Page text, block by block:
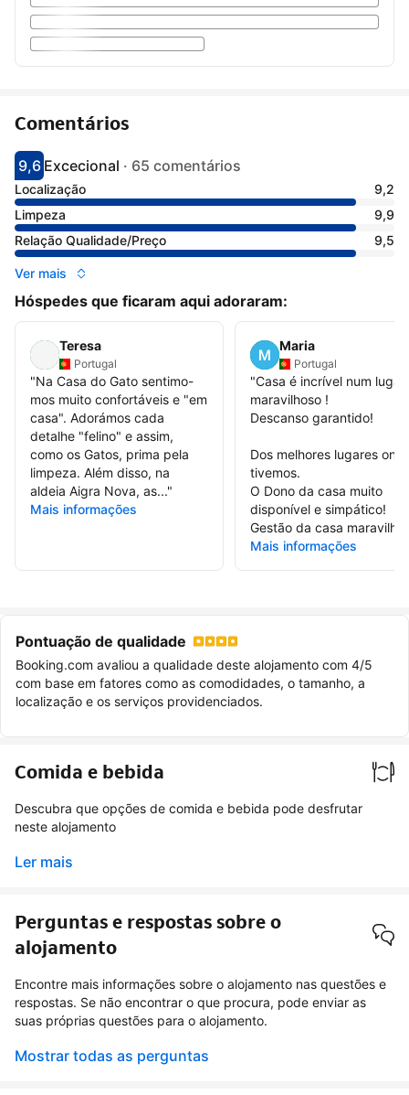
Comentários
Pontuado com 9.6
9,6
Avaliado como excecional
Excecional · 65 comentários
Localização
9,2
Limpeza
9,9
Relação Qualidade/Preço
9,5
Ver mais
Hóspedes que ficaram aqui adoraram:
Teresa
Portugal
"Na Casa do Gato sentimo-
mos muito confortáveis e "em
casa". Adorámos cada
detalhe "felino" e assim,
como os Gatos, prima pela
limpeza. Além disso, na
aldeia Aigra Nova, as..."
Mais informações
Maria
Portugal
"Casa é incrível num lugar
maravilhoso !
Descanso garantido!
Dos melhores lugares
tivemos.
O Dono da casa muito
disponível e simpático!
Gestão da casa
Mais informações
Pontuação de qualidade
Booking.com avaliou a qualidade deste alojamento com 4/5
com base em fatores como as comodidades, o tamanho, a
localização e os serviços providenciados.
Comida e bebida
Descubra que opções de comida e bebida pode desfrutar
neste alojamento
Ler mais
Perguntas e respostas sobre o
alojamento
Encontre mais informações sobre o alojamento nas questões e
respostas. Se não encontrar o que procura, pode enviar as
suas próprias questões para o alojamento.
Mostrar todas as perguntas